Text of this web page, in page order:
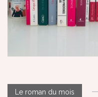
Le roman du mois